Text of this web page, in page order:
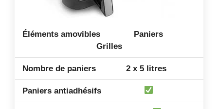
Paniers
Grilles
2 x 5 litres